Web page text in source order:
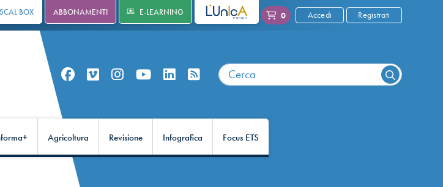
BOX ABBONAMENTI E-LEARNING L'UNICA 0 Accedi Registrati
Agricoltura Revisione Infografica Focus ETS